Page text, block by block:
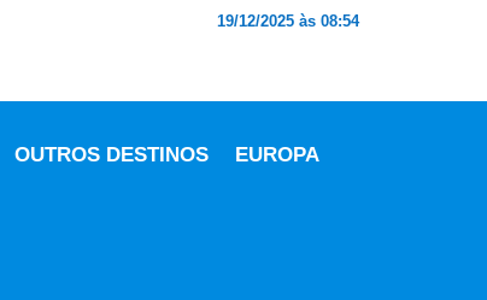
19/12/2025 às 08:54
OUTROS DESTINOS
EUROPA